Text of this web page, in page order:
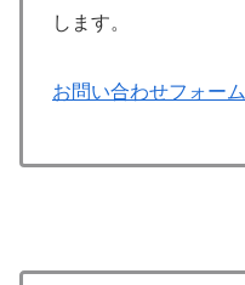
します。
お問い合わせフォーム